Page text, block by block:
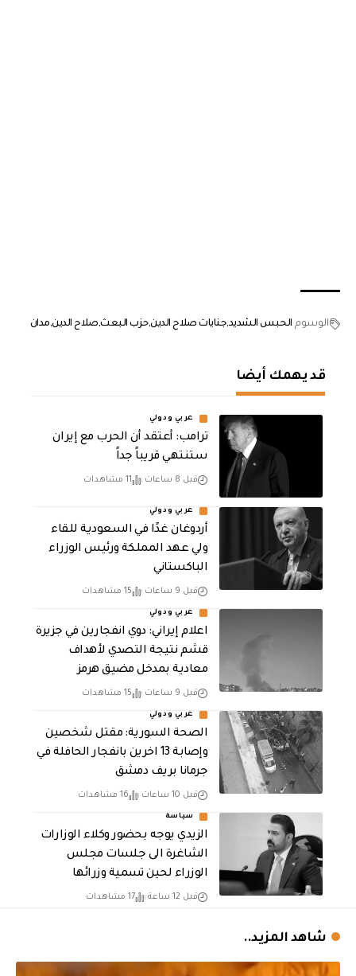
الوسوم الحبس الشديدجنايات صلاح الدينحزب البعث صلاح الدين مدان
قد يهمك أيضا
عربي ودولي
‏ترامب: أعتقد أن الحرب مع إيران
ستنتهي قريباً جداً
قبل 8 ساعات 11 مشاهدات
عربي ودولي
أردوغان غدًا في السعودية للقاء
ولي عهد المملكة ورئيس الوزراء
الباكستاني
قبل 9 ساعات 15 مشاهدات
عربي ودولي
اعلام إيراني: دوي انفجارين في جزيرة
قشم نتيجة التصدي لأهداف
معادية بمدخل مضيق هرمز
قبل 9 ساعات 15 مشاهدات
عربي ودولي
الصحة السورية: مقتل شخصين
وإصابة 13 اخرين بانفجار الحافلة في
جرمانا بريف دمشق
قبل 10 ساعات 16 مشاهدات
سياسة
الزيدي يوجه بحضور وكلاء الوزارات
الشاغرة الى جلسات مجلس
الوزراء لحين تسمية وزرائها
قبل 12 ساعة 17 مشاهدات
شاهد المزيد..